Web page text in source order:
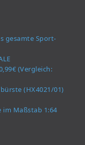
gesamte Sport-
(Vergleich:
(HX4021/01)
im Maßstab 1:64